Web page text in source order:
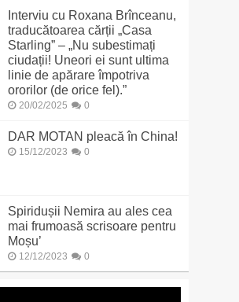
Interviu cu Roxana Brînceanu,
traducătoarea cărții „Casa
Starling” – „Nu subestimați
ciudații! Uneori ei sunt ultima
linie de apărare împotriva
ororilor (de orice fel).”
20/02/2025 0
DAR MOTAN pleacă în China!
15/12/2023 0
Spiridușii Nemira au ales cea
mai frumoasă scrisoare pentru
Moșu’
12/12/2023 0